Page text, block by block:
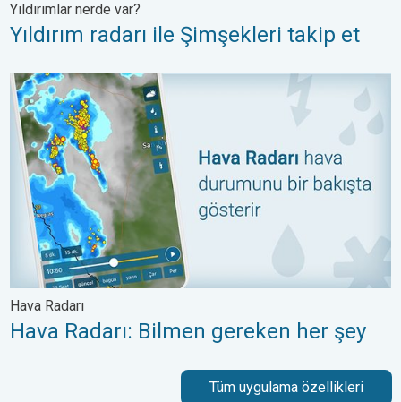
Yıldırımlar nerde var?
Yıldırım radarı ile Şimşekleri takip et
Hava Radarı: Bilmen gereken her şey. Hava Radarı. . .
Hava Radarı
Hava Radarı: Bilmen gereken her şey
Tüm uygulama özellikleri